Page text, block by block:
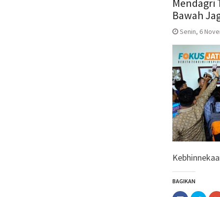
Mendagri
Bawah
Senin, 6
BAGIKAN